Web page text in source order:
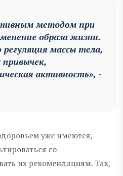
методом при
образа жизни.
массы тела,
активность», -
уже имеются,
со
их рекомендациям. Так,